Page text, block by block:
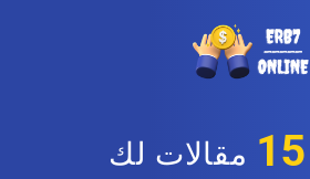
15 مقالات لك